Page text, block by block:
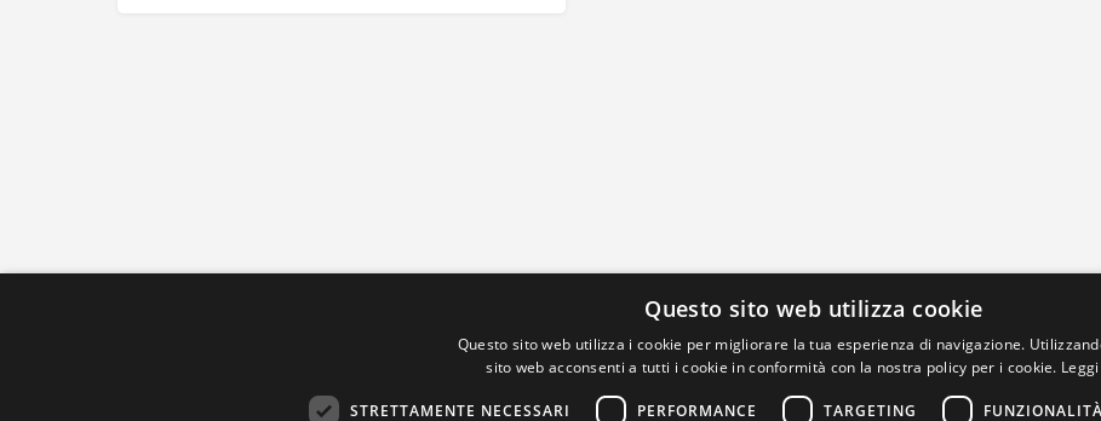
Questo sito web utilizza cookie
Questo sito web utilizza i cookie per migliorare la tua esperienza di navigazione.
sito web acconsenti a tutti i cookie in conformità con la nostra policy per i cookie.
STRETTAMENTE NECESSARI PERFORMANCE TARGETING FUNZIONALITÀ